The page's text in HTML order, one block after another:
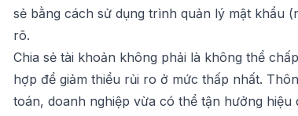
sẻ bằng cách sử dụng trình quản lý mật khẩu
rõ.
Chia sẻ tài khoản không phải là không thể
hợp để giảm thiểu rủi ro ở mức thấp nhất.
toán, doanh nghiệp vừa có thể tận hưởng